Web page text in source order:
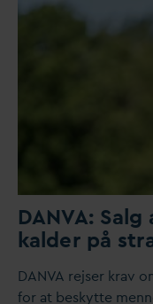
DANVA:
kalder på
DANVA rejser krav
for at beskytte